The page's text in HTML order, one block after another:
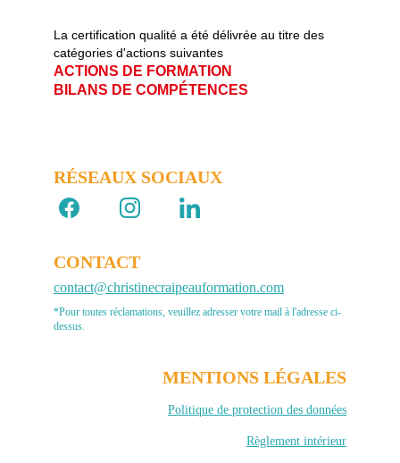
CONTACT
contact@christinecraipeauformation.com
RÉSEAUX SOCIAUX
Politique de protection des données
MENTIONS LÉGALES
Règlement intérieur
*Pour toutes réclamations, veuillez adresser votre mail à l'adresse ci-
dessus.
La certification qualité a été délivrée au titre des
catégories d'actions suivantes
ACTIONS DE FORMATION
BILANS DE COMPÉTENCES